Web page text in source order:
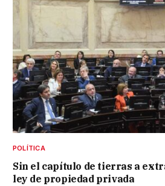
POLÍTICA
Sin el capítulo de tierras a
ley de propiedad privada